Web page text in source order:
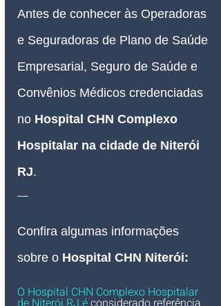
Antes de conhecer às Operadoras
e Seguradoras de Plano de Saúde
Empresarial, Seguro de Saúde e
Convênios Médicos credenciadas
no Hospital CHN Complexo
Hospitalar na cidade de Niterói
RJ.
__
Confira algumas informações
sobre o Hospital CHN Niterói:
O Hospital CHN Complexo Hospitalar